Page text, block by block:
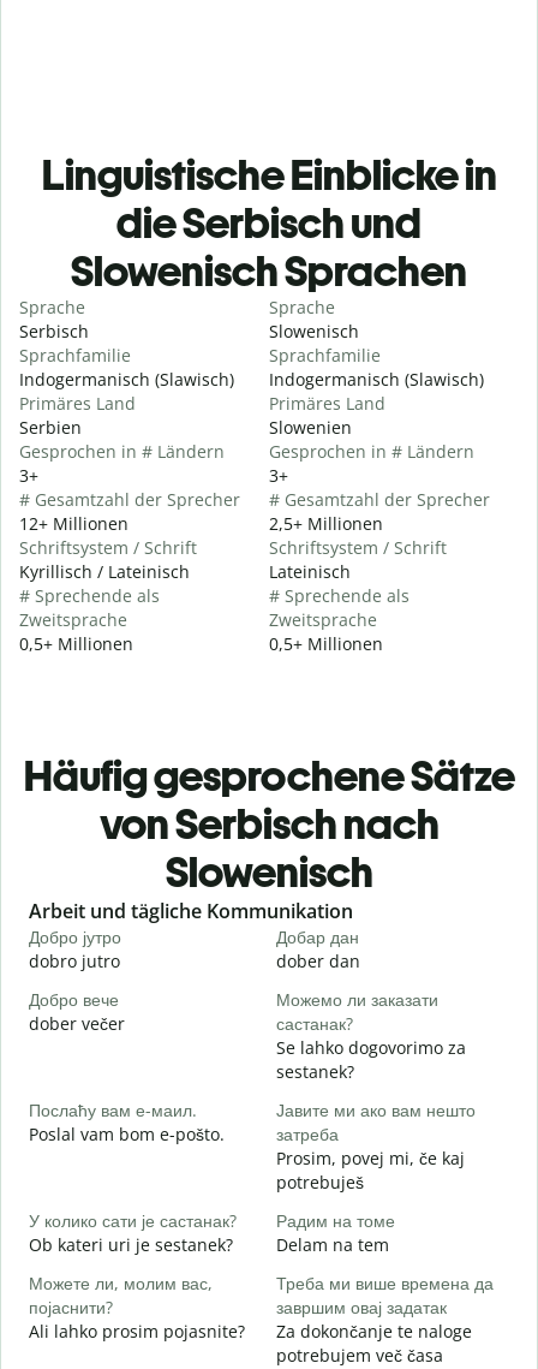
Linguistische Einblicke in
die Serbisch und
Slowenisch Sprachen
Sprache
Serbisch
Sprachfamilie
Indogermanisch (Slawisch)
Primäres Land
Serbien
Gesprochen in # Ländern
3+
# Gesamtzahl der Sprecher
12+ Millionen
Schriftsystem / Schrift
Kyrillisch / Lateinisch
# Sprechende als
Zweitsprache
0,5+ Millionen
Sprache
Slowenisch
Sprachfamilie
Indogermanisch (Slawisch)
Primäres Land
Slowenien
Gesprochen in # Ländern
3+
# Gesamtzahl der Sprecher
2,5+ Millionen
Schriftsystem / Schrift
Lateinisch
# Sprechende als
Zweitsprache
0,5+ Millionen
Häufig gesprochene Sätze
von Serbisch nach
Slowenisch
Slide 1 of 6
Arbeit und tägliche Kommunikation
Добро јутро
dobro jutro
Добар дан
dober dan
Добро вече
dober večer
Можемо ли заказати
састанак?
Se lahko dogovorimo za
sestanek?
Послаћу вам е-маил.
Poslal vam bom e-pošto.
Јавите ми ако вам нешто
затреба
Prosim, povej mi, če kaj
potrebuješ
У колико сати је састанак?
Ob kateri uri je sestanek?
Радим на томе
Delam na tem
Можете ли, молим вас,
појаснити?
Ali lahko prosim pojasnite?
Треба ми више времена да
завршим овај задатак
Za dokončanje te naloge
potrebujem več časa